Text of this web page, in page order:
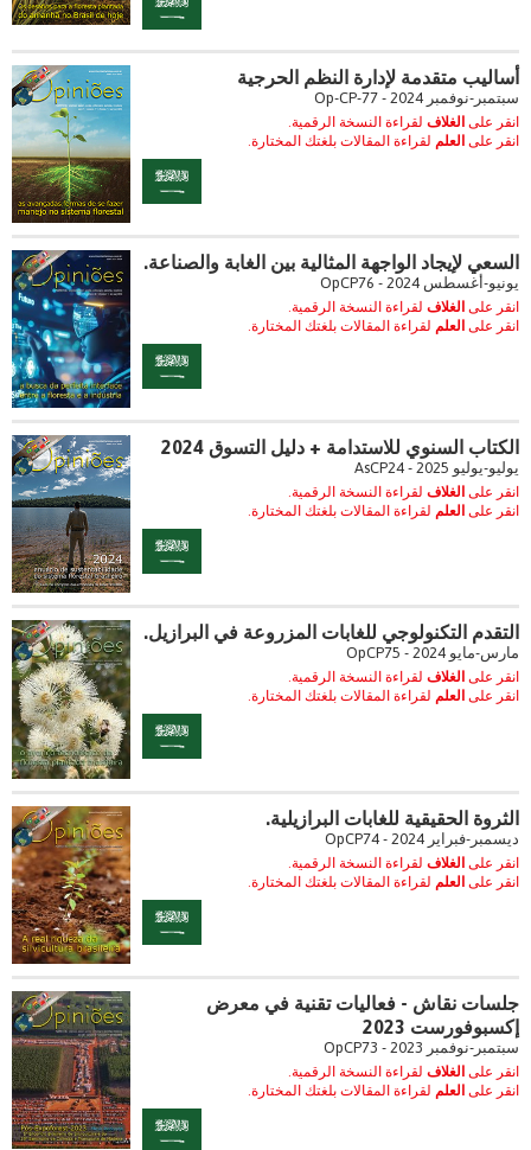
أساليب متقدمة لإدارة النظم الحرجية
سبتمبر-نوفمبر 2024 - Op-CP-77
انقر على الغلاف لقراءة النسخة الرقمية.
انقر على العلم لقراءة المقالات بلغتك المختارة.
السعي لإيجاد الواجهة المثالية بين الغابة والصناعة.
يونيو-أغسطس 2024 - OpCP76
انقر على الغلاف لقراءة النسخة الرقمية.
انقر على العلم لقراءة المقالات بلغتك المختارة.
الكتاب السنوي للاستدامة + دليل التسوق 2024
يوليو-يوليو 2025 - AsCP24
انقر على الغلاف لقراءة النسخة الرقمية.
انقر على العلم لقراءة المقالات بلغتك المختارة.
التقدم التكنولوجي للغابات المزروعة في البرازيل.
مارس-مايو 2024 - OpCP75
انقر على الغلاف لقراءة النسخة الرقمية.
انقر على العلم لقراءة المقالات بلغتك المختارة.
الثروة الحقيقية للغابات البرازيلية.
ديسمبر-فبراير 2024 - OpCP74
انقر على الغلاف لقراءة النسخة الرقمية.
انقر على العلم لقراءة المقالات بلغتك المختارة.
جلسات نقاش - فعاليات تقنية في معرض
إكسبوفورست 2023
سبتمبر-نوفمبر 2023 - OpCP73
انقر على الغلاف لقراءة النسخة الرقمية.
انقر على العلم لقراءة المقالات بلغتك المختارة.